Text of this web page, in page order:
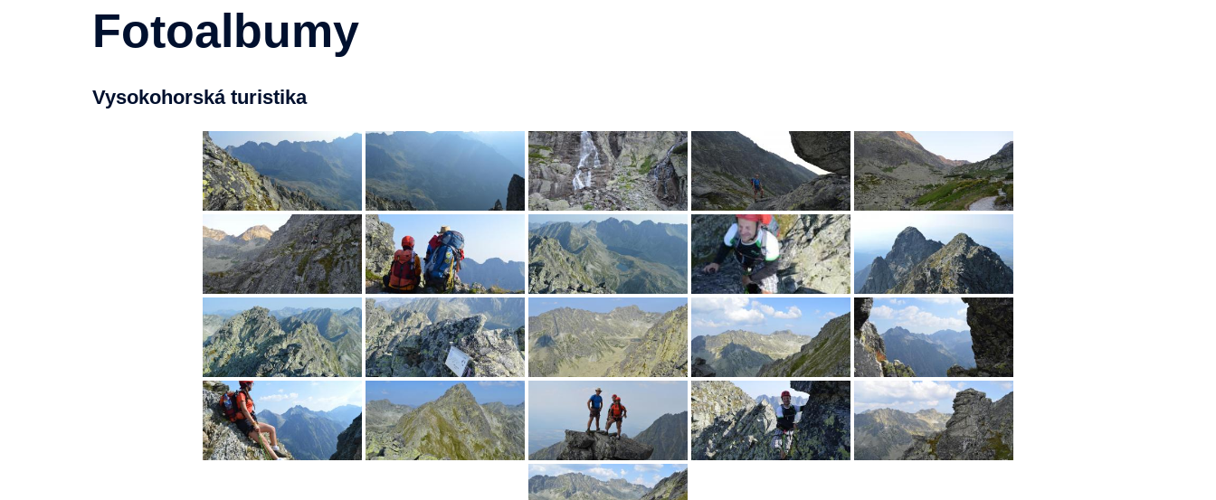
Fotoalbumy
Vysokohorská turistika